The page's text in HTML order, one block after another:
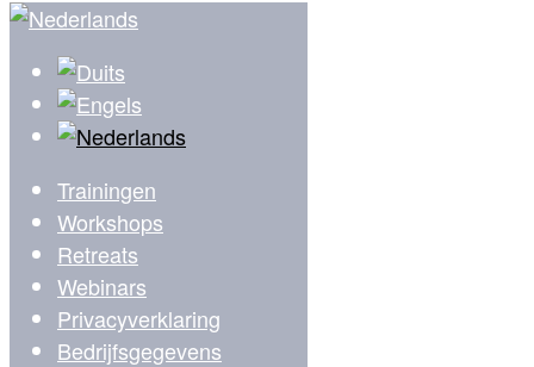
Trainingen
Workshops
Retreats
Webinars
Privacyverklaring
Bedrijfsgegevens